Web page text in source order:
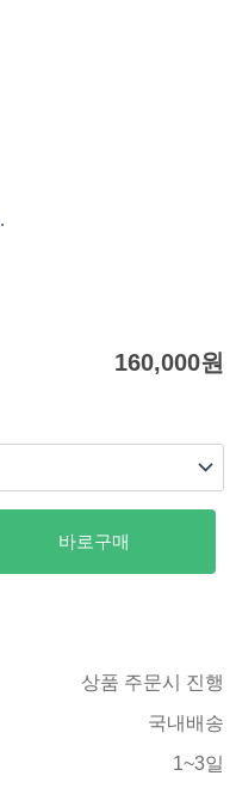
160,000원
바로구매
상품 주문시 진행
국내배송
1~3일